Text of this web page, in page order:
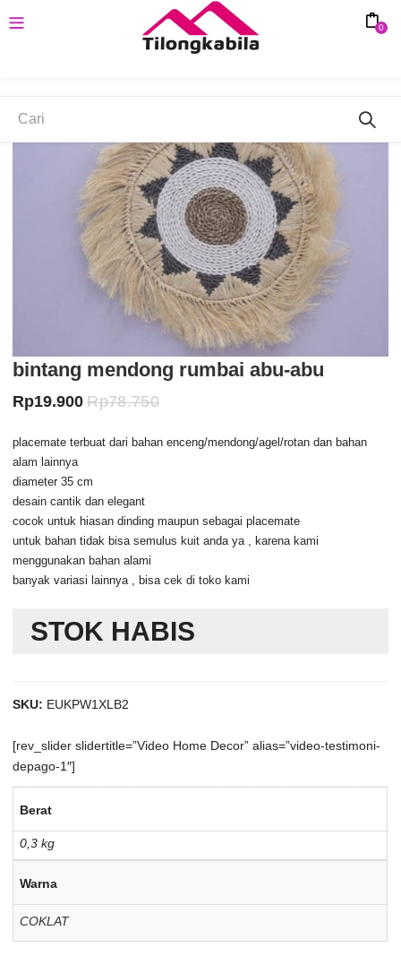
0
bintang mendong rumbai abu-abu
Rp19.900Harga
adalah:
Rp19.900.
Rp78.750Harga
adalah:
placemate terbuat dari bahan enceng/mendong/agel/rotan dan bahan
alam lainnya
diameter 35 cm
desain cantik dan elegant
cocok untuk hiasan dinding maupun sebagai placemate
untuk bahan tidak bisa semulus kuit anda ya , karena kami
menggunakan bahan alami
banyak variasi lainnya , bisa cek di toko kami
STOK HABIS
SKU: EUKPW1XLB2
[rev_slider slidertitle=”Video Home Decor” alias=”video-testimoni-
depago-1″]
Berat
0,3 kg
Warna
COKLAT